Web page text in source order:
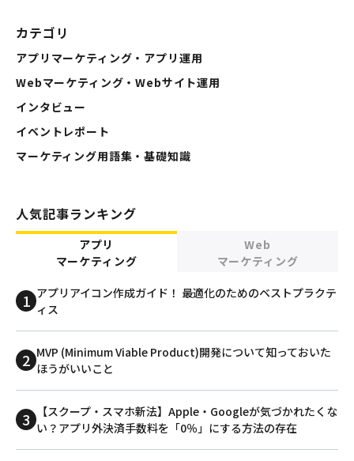
カテゴリ
アプリマーケティング・アプリ運用
Webマーケティング・Webサイト運用
インタビュー
イベントレポート
マーケティング用語集・基礎知識
人気記事ランキング
アプリ
マーケティング
Web
マーケティング
アプリアイコン作成ガイド！ 最適化のためのベストプラクテ
ィス
MVP (Minimum Viable Product)開発について知っておいた
ほうがいいこと
【スクープ・スマホ新法】Apple・Googleが気づかれたくな
い？アプリ外決済手数料を「0％」にする方法の存在